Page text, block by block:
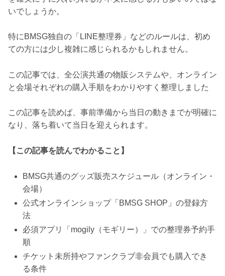
いでしょうか。
特にBMSG独自の「LINE整理券」などのルールは、初め
ての方には少し複雑に感じられるかもしれません。
この記事では、全公演共通の物販システムや、オンライン
と会場それぞれの購入手順をわかりやすく整理しました
この記事を読めば、事前準備から当日の動きまでが明確に
なり、落ち着いて当日を迎えられます。
【この記事を読んでわかること】
BMSG共通のグッズ販売スケジュール（オンライン・
会場）
公式オンラインショップ「BMSG SHOP」の登録方
法
必須アプリ「mogily（モギリー）」での整理券予約手
順
チケット未所持やファンクラブ非会員でも購入でき
る条件